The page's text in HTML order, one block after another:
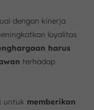
dengan kinerja
loyalitas
harus
terhadap
untuk memberikan